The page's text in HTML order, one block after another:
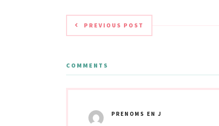
PREVIOUS POST
COMMENTS
PRENOMS EN J